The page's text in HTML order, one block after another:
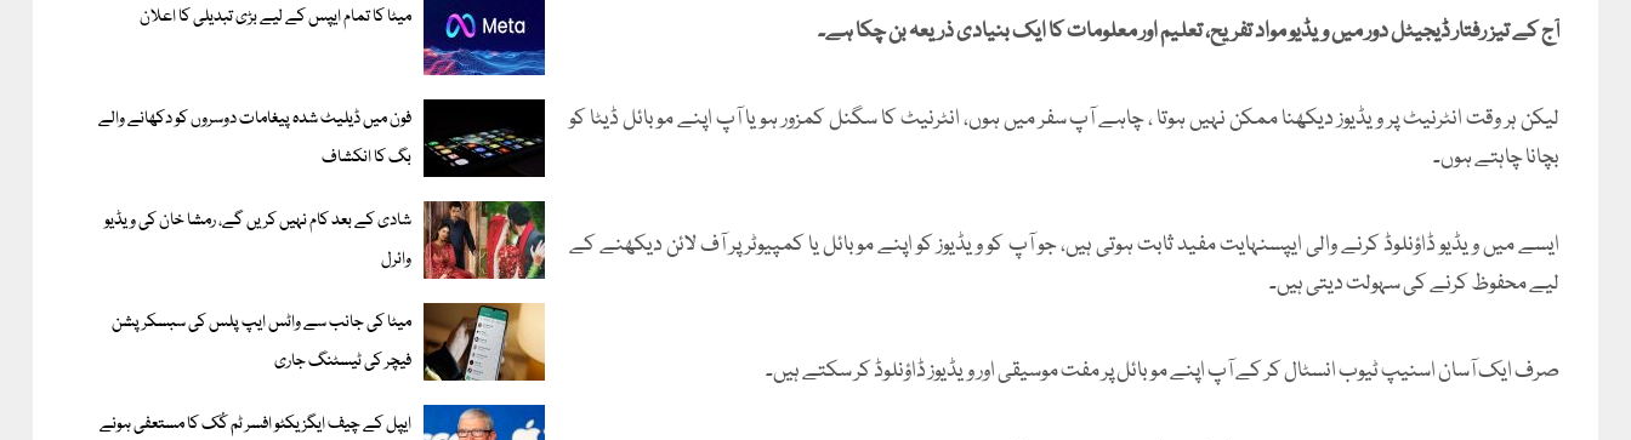
آج کے تیز رفتار ڈیجیٹل دور میں ویڈیو مواد تفریح، تعلیم اور معلومات کا ایک بنیادی ذریعہ بن چکا ہے۔
لیکن ہر وقت انٹرنیٹ پر ویڈیوز دیکھنا ممکن نہیں ہوتا ، چاہے آپ سفر میں ہوں، انٹرنیٹ کا سگنل کمزور ہو یا آپ اپنے موبائل ڈیٹا کو
بچانا چاہتے ہوں۔
ایسے میں ویڈیو ڈاؤنلوڈ کرنے والی ایپسنہایت مفید ثابت ہوتی ہیں، جو آپ کو ویڈیوز کو اپنے موبائل یا کمپیوٹر پر آف لائن دیکھنے کے
لیے محفوظ کرنے کی سہولت دیتی ہیں۔
صرف ایک آسان اسنیپ ٹیوب انسٹال کر کے آپ اپنے موبائل پر مفت موسیقی اور ویڈیوز ڈاؤنلوڈ کر سکتے ہیں۔
میٹا کا تمام ایپس کے لیے بڑی تبدیلی کا اعلان
فون میں ڈیلیٹ شدہ پیغامات دوسروں کو دکھانے والے
بگ کا انکشاف
شادی کے بعد کام نہیں کریں گے، رمشا خان کی ویڈیو
وائرل
میٹا کی جانب سے واٹس ایپ پلس کی سبسکرپشن
فیچر کی ٹیسٹنگ جاری
ایپل کے چیف ایگزیکٹو افسر ٹم کُک کا مستعفی ہونے